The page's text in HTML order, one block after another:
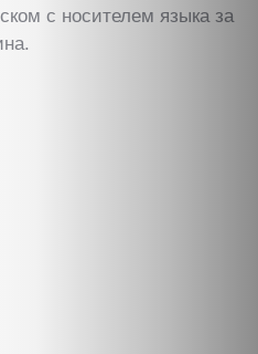
с носителем языка за